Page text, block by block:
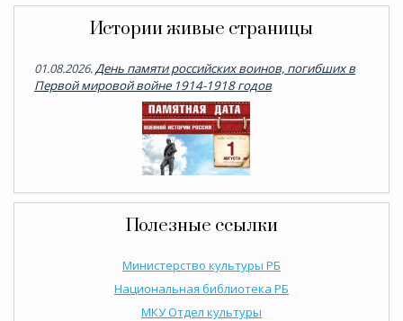
Истории живые страницы
01.08.2026.День памяти российских воинов, погибших в
Первой мировой войне 1914-1918 годов
Полезные ссылки
Министерство культуры РБ
Национальная библиотека РБ
МКУ Отдел культуры